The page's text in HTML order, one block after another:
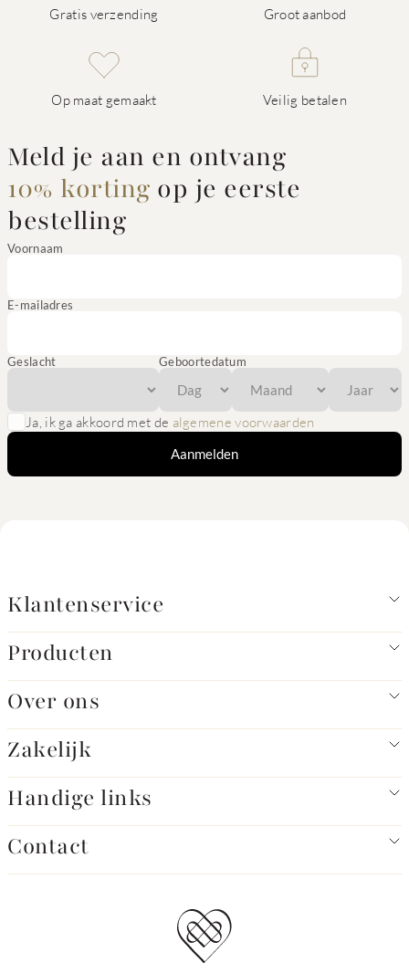
Gratis verzending Groot aanbod
Op maat gemaakt Veilig betalen
Meld je aan en ontvang
10% korting op je eerste
bestelling
Voornaam
E-mailadres
Geslacht Geboortedatum
Ja, ik ga akkoord met de algemene voorwaarden
Aanmelden
Klantenservice
Producten
Over ons
Zakelijk
Handige links
Contact